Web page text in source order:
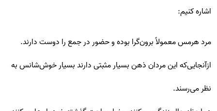
اشاره کنیم:
مرد هرمس معمولاً برون‌گرا بوده و حضور در جمع را دوست دارند.
ازآنجایی‌که این مردان ذهن بسیار مثبتی دارند بسیار خوش‌شانس به
نظر می‌رسند.